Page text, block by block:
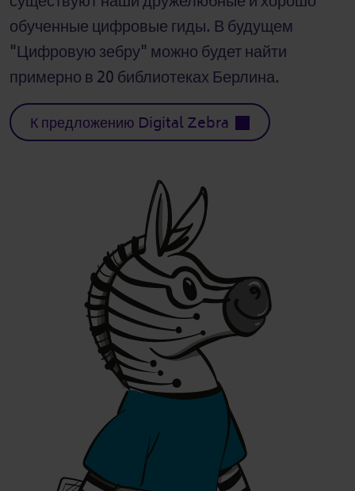
обученные цифровые гиды. В будущем
"Цифровую зебру" можно будет найти
примерно в 20 библиотеках Берлина.
К предложению Digital Zebra